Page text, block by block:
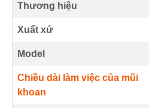
Thương hiệu
Xuất xứ
Model
Chiều dài làm việc của mũi
khoan